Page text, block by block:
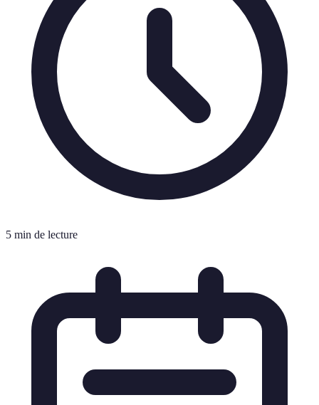
5 min de lecture